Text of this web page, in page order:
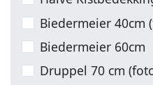
Biedermeier 40cm
Biedermeier 60cm
Druppel 70 cm